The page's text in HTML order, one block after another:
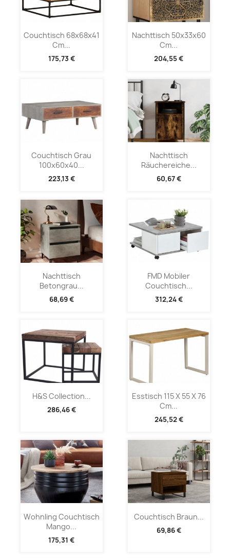
Couchtisch 68x68x41
Cm...
175,73 €
Nachttisch 50x33x60
Cm...
204,55 €
Couchtisch Grau
100x60x40...
223,13 €
Nachttisch
Räuchereiche...
60,67 €
Nachttisch
Betongrau...
68,69 €
FMD Mobiler
Couchtisch...
312,24 €
H&S Collection...
286,46 €
Esstisch 115 X 55 X 76
Cm...
245,52 €
Wohnling Couchtisch
Mango...
175,31 €
Couchtisch Braun...
69,86 €